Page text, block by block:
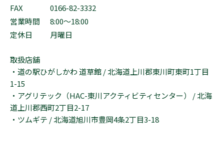
FAX
0166-82-3332
営業時間
8:00～18:00
定休日
月曜日
取扱店舗
・道の駅ひがしかわ 道草館 / 北海道上川郡東川町東町1丁目
1-15
・アグリテック（HAC-東川アクティビティセンター） / 北海
道上川郡西町2丁目2-17
・ツムギテ / 北海道旭川市豊岡4条2丁目3-18